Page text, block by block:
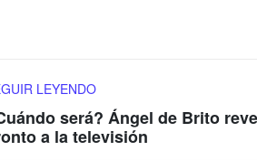
LEYENDO
será? Ángel de Brito
a la televisión